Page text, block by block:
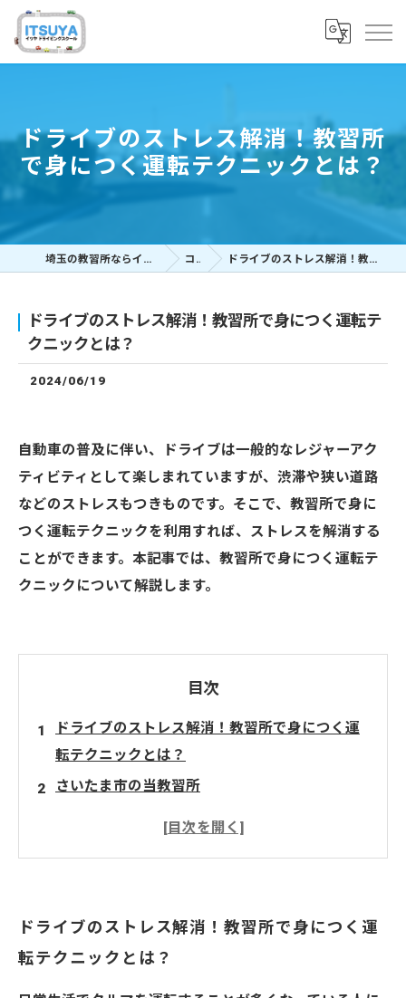
ドライブのストレス解消！教習所
で身につく運転テクニックとは？
埼玉の教習所ならイツヤドライビングスクール コラム ドライブのストレス解消！教習所で身につく運転テクニックとは？
ドライブのストレス解消！教習所で身につく運転テ
クニックとは？
2024/06/19
自動車の普及に伴い、ドライブは一般的なレジャーアク
ティビティとして楽しまれていますが、渋滞や狭い道路
などのストレスもつきものです。そこで、教習所で身に
つく運転テクニックを利用すれば、ストレスを解消する
ことができます。本記事では、教習所で身につく運転テ
クニックについて解説します。
目次
ドライブのストレス解消！教習所で身につく運
転テクニックとは？
さいたま市の当教習所
ドライブのストレス解消！教習所で身につく運
転テクニックとは？